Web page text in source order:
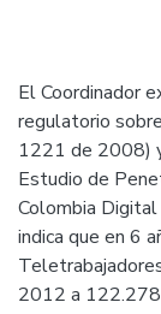
El Coordinador
regulatorio
1221 de 2008)
Estudio de
Colombia
indica que en 6
2012 a